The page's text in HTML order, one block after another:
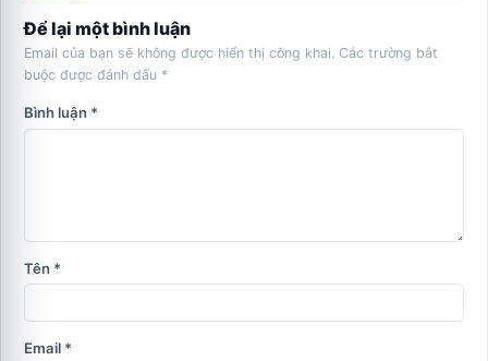
Để lại một bình luận
Email của bạn sẽ không được hiển thị công khai. Các trường bắt
buộc được đánh dấu *
Bình luận *
Tên *
Email *